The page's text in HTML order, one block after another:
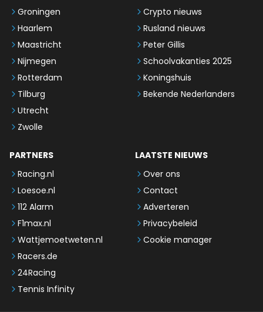
Groningen
Haarlem
Maastricht
Nijmegen
Rotterdam
Tilburg
Utrecht
Zwolle
Crypto nieuws
Rusland nieuws
Peter Gillis
Schoolvakanties 2025
Koningshuis
Bekende Nederlanders
PARTNERS
Racing.nl
Loesoe.nl
112 Alarm
F1max.nl
Wattjemoetweten.nl
Racers.de
24Racing
Tennis Infinity
LAATSTE NIEUWS
Over ons
Contact
Adverteren
Privacybeleid
Cookie manager